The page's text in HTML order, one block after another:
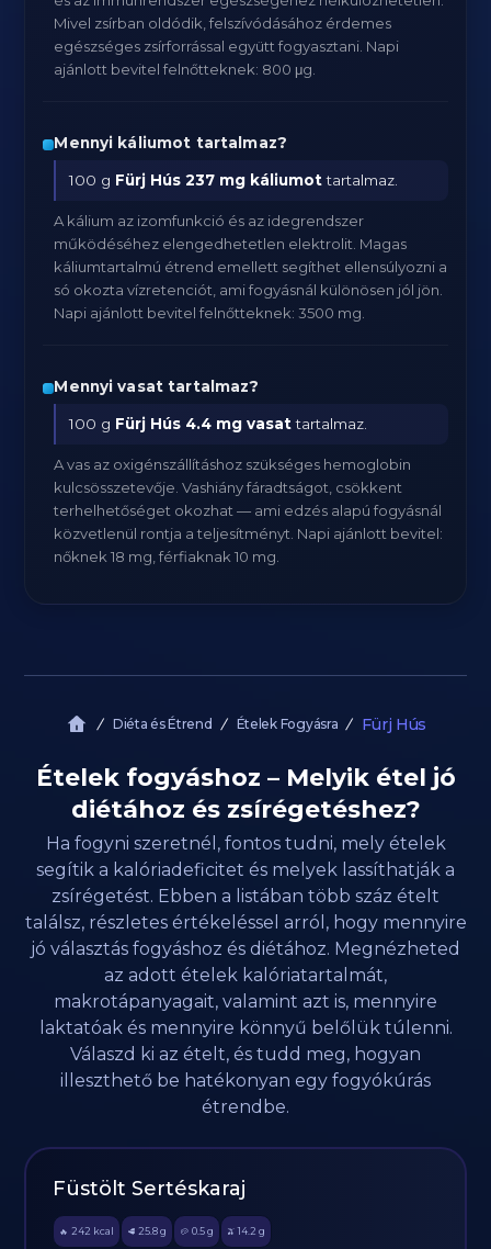
Mivel zsírban oldódik, felszívódásához érdemes
egészséges zsírforrással együtt fogyasztani. Napi
ajánlott bevitel felnőtteknek: 800 μg.
Mennyi káliumot tartalmaz?
100 g Fürj Hús 237 mg káliumottartalmaz.
A kálium az izomfunkció és az idegrendszer
működéséhez elengedhetetlen elektrolit. Magas
káliumtartalmú étrend emellett segíthet ellensúlyozni a
só okozta vízretenciót, ami fogyásnál különösen jól jön.
Napi ajánlott bevitel felnőtteknek: 3500 mg.
Mennyi vasat tartalmaz?
100 g Fürj Hús 4.4 mg vasattartalmaz.
A vas az oxigénszállításhoz szükséges hemoglobin
kulcsösszetevője. Vashiány fáradtságot, csökkent
terhelhetőséget okozhat — ami edzés alapú fogyásnál
közvetlenül rontja a teljesítményt. Napi ajánlott bevitel:
nőknek 18 mg, férfiaknak 10 mg.
Diéta és Étrend Ételek Fogyásra Fürj Hús
Ételek fogyáshoz – Melyik étel jó
diétához és zsírégetéshez?
Ha fogyni szeretnél, fontos tudni, mely ételek
segítik a kalóriadeficitet és melyek lassíthatják a
zsírégetést. Ebben a listában több száz ételt
találsz, részletes értékeléssel arról, hogy mennyire
jó választás fogyáshoz és diétához. Megnézheted
az adott ételek kalóriatartalmát,
makrotápanyagait, valamint azt is, mennyire
laktatóak és mennyire könnyű belőlük túlenni.
Válaszd ki az ételt, és tudd meg, hogyan
illeszthető be hatékonyan egy fogyókúrás
étrendbe.
Füstölt Sertéskaraj
🔥 242 kcal 🥩 25.8 g 🥔 0.5g 🫒 14.2 g